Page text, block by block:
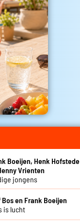
Boeijen, Henk Hofstede
Vrienten
jongens
Bos en Frank Boeijen
is lucht